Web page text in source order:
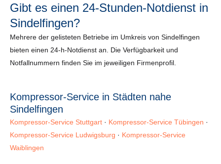
Gibt es einen 24-Stunden-Notdienst in
Sindelfingen?
Mehrere der gelisteten Betriebe im Umkreis von Sindelfingen
bieten einen 24-h-Notdienst an. Die Verfügbarkeit und
Notfallnummern finden Sie im jeweiligen Firmenprofil.
Kompressor-Service in Städten nahe
Sindelfingen
Kompressor-Service Stuttgart · Kompressor-Service Tübingen ·
Kompressor-Service Ludwigsburg · Kompressor-Service
Waiblingen